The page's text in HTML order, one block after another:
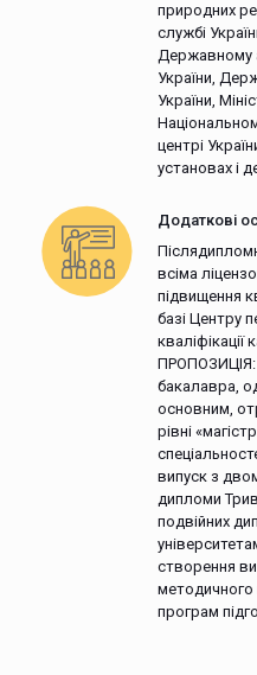
природних
службі
Державному
України,
України,
центрі
установах і
Додаткові
всіма
підвищення
базі Центру
ПРОПОЗИЦІЯ:
бакалавра,
основним,
рівні
випуск з
дипломи
подвійних
створення
програм